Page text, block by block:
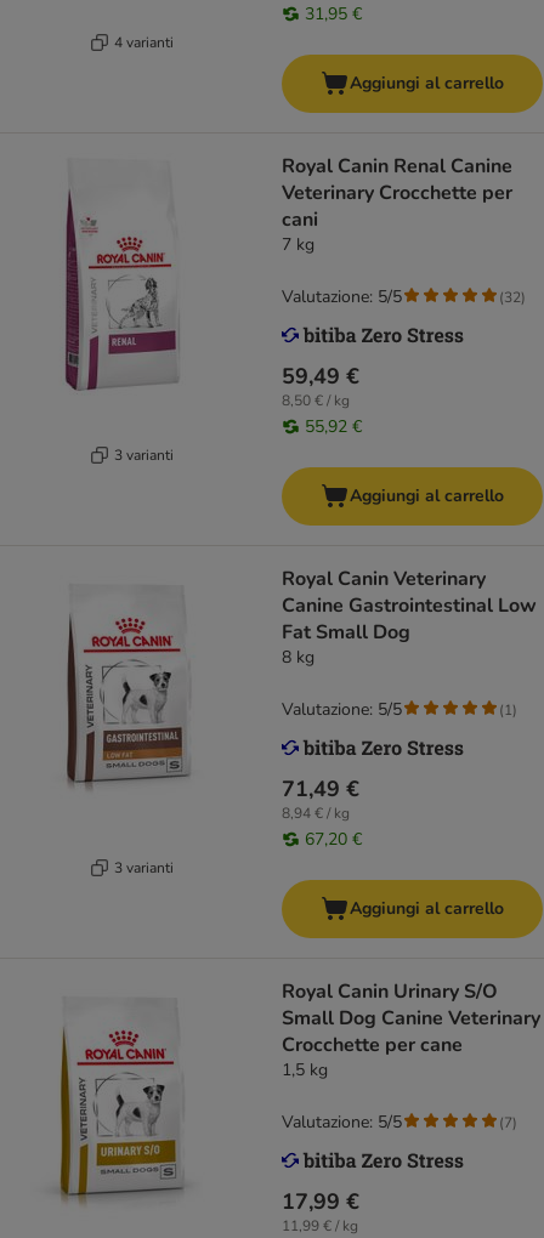
4 varianti
31,95 €
Aggiungi al carrello
3 varianti
Royal Canin Renal Canine
Veterinary Crocchette per
cani
7 kg
59,49 €
8,50 € / kg
55,92 €
Valutazione: 5/5 (32)
Aggiungi al carrello
3 varianti
Royal Canin Veterinary
Canine Gastrointestinal Low
Fat Small Dog
8 kg
71,49 €
8,94 € / kg
67,20 €
Valutazione: 5/5 (1)
Aggiungi al carrello
Royal Canin Urinary S/O
Small Dog Canine Veterinary
Crocchette per cane
1,5 kg
17,99 €
11,99 € / kg
Valutazione: 5/5 (7)